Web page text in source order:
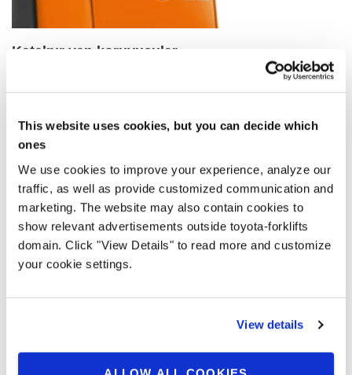
This website uses cookies, but you can decide which
ones
We use cookies to improve your experience, analyze our
traffic, as well as provide customized communication and
marketing. The website may also contain cookies to
show relevant advertisements outside toyota-forklifts
domain. Click "View Details" to read more and customize
your cookie settings.
View details
Katalnır yan koruyucular